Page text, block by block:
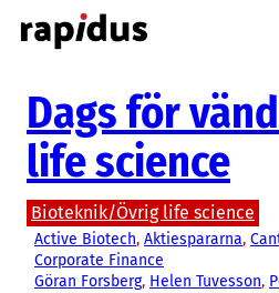
Hoppa
till
Dags för
life science
Bioteknik/Övrig life science
Active Biotech, Aktiespararna,
Corporate Finance
Göran Forsberg, Helen Tuvesson,